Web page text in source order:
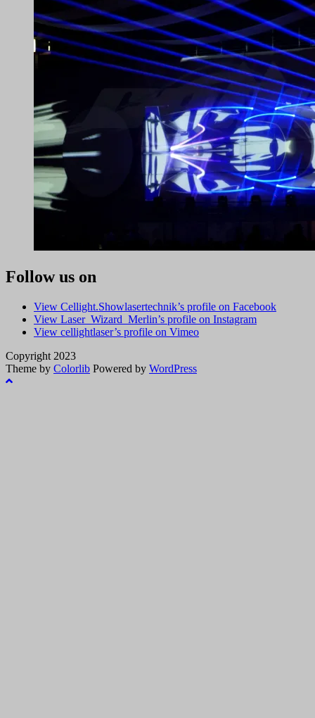
Follow us on
View Cellight.Showlasertechnik’s profile on Facebook
View Laser_Wizard_Merlin’s profile on Instagram
View cellightlaser’s profile on Vimeo
Copyright 2023
Theme by Colorlib Powered by WordPress